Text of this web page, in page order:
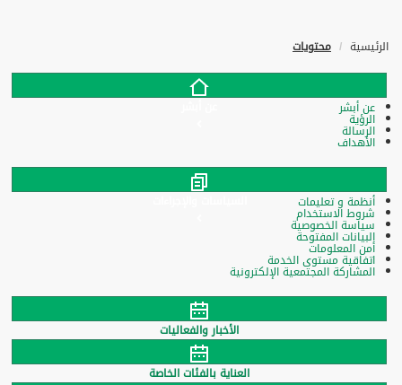
الرئيسية محتويات
عن أبشر
الرؤية
الرسالة
الأهداف
أنظمة و تعليمات
شروط الاستخدام
سياسة الخصوصية
البيانات المفتوحة
أمن المعلومات
اتفاقية مستوى الخدمة
المشاركة المجتمعية الإلكترونية
الأخبار والفعاليات
العناية بالفئات الخاصة